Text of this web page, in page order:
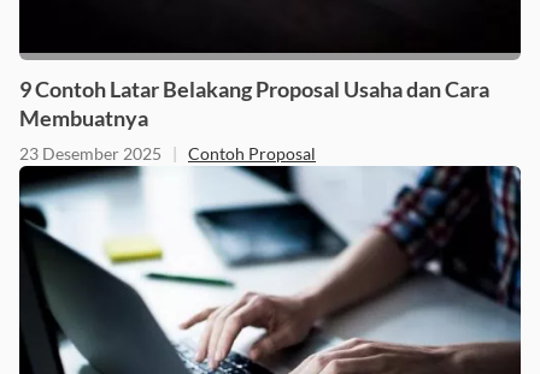
9 Contoh Latar Belakang Proposal Usaha dan Cara
Membuatnya
23 Desember 2025 | Contoh Proposal